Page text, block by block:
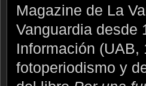
Magazine de La
Vanguardia desde
Información (UAB,
fotoperiodismo y